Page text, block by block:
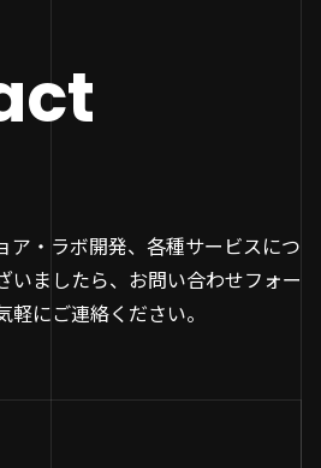
ア・ラボ開発、各種サービスにつ
いましたら、お問い合わせフォー
にご連絡ください。